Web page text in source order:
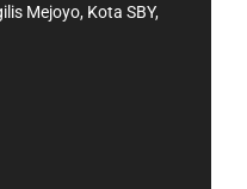
Mejoyo, Kota SBY,